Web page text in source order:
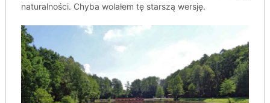
naturalności. Chyba wolałem tę starszą wersję.